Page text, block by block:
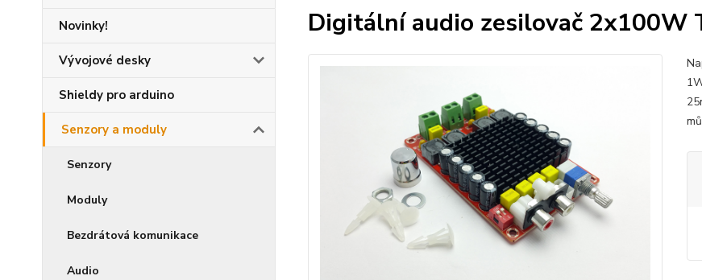
Novinky!
Vývojové desky
Shieldy pro arduino
Senzory a moduly
Senzory
Moduly
Bezdrátová komunikace
Audio
Digitální audio zesilovač 2x100W